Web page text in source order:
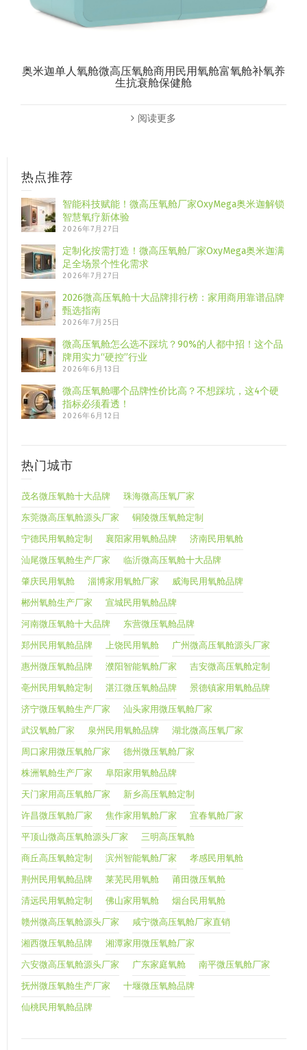
奥米迦单人氧舱微高压氧舱商用民用氧舱富氧舱补氧养
生抗衰舱保健舱
阅读更多
热点推荐
智能科技赋能！微高压氧舱厂家OxyMega奥米迦解锁
智慧氧疗新体验
2026年7月27日
定制化按需打造！微高压氧舱厂家OxyMega奥米迦满
足全场景个性化需求
2026年7月27日
2026微高压氧舱十大品牌排行榜：家用商用靠谱品牌
甄选指南
2026年7月25日
微高压氧舱怎么选不踩坑？90%的人都中招！这个品
牌用实力“硬控”行业
2026年6月13日
微高压氧舱哪个品牌性价比高？不想踩坑，这4个硬
指标必须看透！
2026年6月12日
热门城市
茂名微压氧舱十大品牌 珠海微高压氧厂家
东莞微高压氧舱源头厂家 铜陵微压氧舱定制
宁德民用氧舱定制 襄阳家用氧舱品牌 济南民用氧舱
汕尾微压氧舱生产厂家 临沂微高压氧舱十大品牌
肇庆民用氧舱 淄博家用氧舱厂家 威海民用氧舱品牌
郴州氧舱生产厂家 宣城民用氧舱品牌
河南微压氧舱十大品牌 东营微压氧舱品牌
郑州民用氧舱品牌 上饶民用氧舱 广州微高压氧舱源头厂家
惠州微压氧舱品牌 濮阳智能氧舱厂家 吉安微高压氧舱定制
亳州民用氧舱定制 湛江微压氧舱品牌 景德镇家用氧舱品牌
济宁微压氧舱生产厂家 汕头家用微压氧舱厂家
武汉氧舱厂家 泉州民用氧舱品牌 湖北微高压氧厂家
周口家用微压氧舱厂家 德州微压氧舱厂家
株洲氧舱生产厂家 阜阳家用氧舱品牌
天门家用高压氧舱厂家 新乡高压氧舱定制
许昌微压氧舱厂家 焦作家用氧舱厂家 宜春氧舱厂家
平顶山微高压氧舱源头厂家 三明高压氧舱
商丘高压氧舱定制 滨州智能氧舱厂家 孝感民用氧舱
荆州民用氧舱品牌 莱芜民用氧舱 莆田微压氧舱
清远民用氧舱定制 佛山家用氧舱 烟台民用氧舱
赣州微高压氧舱源头厂家 咸宁微高压氧舱厂家直销
湘西微压氧舱品牌 湘潭家用微压氧舱厂家
六安微高压氧舱源头厂家 广东家庭氧舱 南平微压氧舱厂家
抚州微压氧舱生产厂家 十堰微压氧舱品牌
仙桃民用氧舱品牌